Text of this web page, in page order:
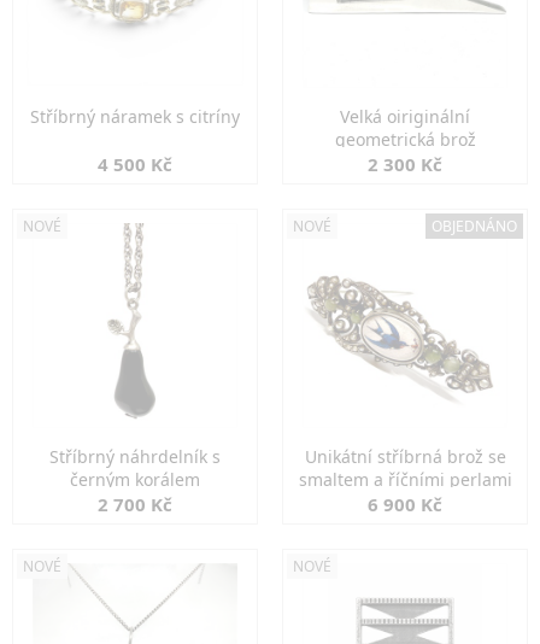
Stříbrný náramek s citríny
4 500 Kč
Velká oiriginální
geometrická brož
2 300 Kč
NOVÉ
Stříbrný náhrdelník s
černým korálem
2 700 Kč
NOVÉ OBJEDNÁNO
Unikátní stříbrná brož se
smaltem a říčními perlami
6 900 Kč
NOVÉ NOVÉ